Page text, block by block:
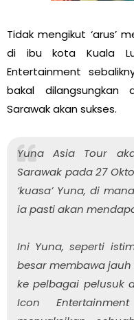
Tidak mengikut ‘arus’
di ibu kota Kuala
Entertainment
bakal dilangsungkan
Sarawak akan sukses.
Yuna Asia Tour
Sarawak pada 27
‘kuasa’ Yuna, di
ia pasti akan
Ini Yuna, seperti
besar membawa
ke pelbagai pelusuk
Icon